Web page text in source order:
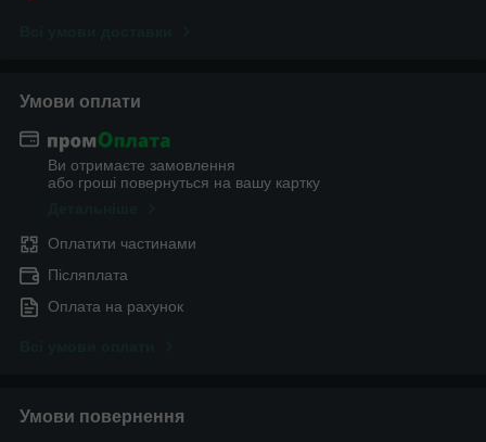
Умови оплати
Ви отримаєте замовлення
або гроші повернуться на вашу картку
Оплатити частинами
Післяплата
Оплата на рахунок
Умови повернення